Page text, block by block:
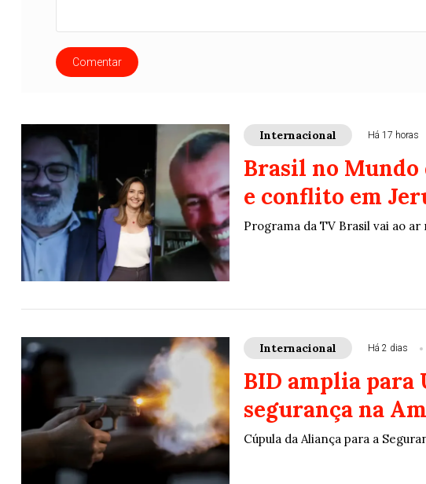
Comentar
Internacional Há 17 horas
Brasil no Mundo
e conflito em
Programa da TV Brasil vai ao
Internacional Há 2 dias
BID amplia para
segurança na
Cúpula da Aliança para a